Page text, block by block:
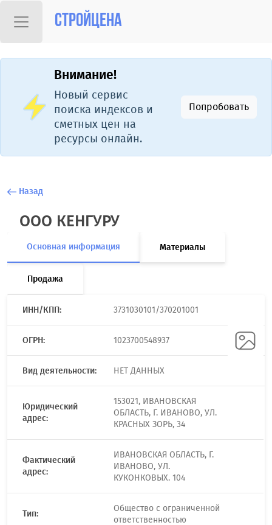
Стройцена
Внимание!
Новый сервис
поиска индексов и
сметных цен на
ресурсы онлайн.
Попробовать
Назад
ООО КЕНГУРУ
Основная информация Материалы
Продажа
ИНН/КПП: 3731030101/370201001
ОГРН: 1023700548937
Вид деятельности: НЕТ ДАННЫХ
Юридический
адрес:
153021, ИВАНОВСКАЯ
ОБЛАСТЬ, Г. ИВАНОВО, УЛ.
КРАСНЫХ ЗОРЬ, 34
Фактический
адрес:
ИВАНОВСКАЯ ОБЛАСТЬ, Г.
ИВАНОВО, УЛ.
КУКОНКОВЫХ. 104
Тип:
Общество с ограниченной
ответственностью